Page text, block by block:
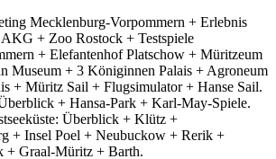
Mecklenburg-Vorpommern + Erlebnis
+ Zoo Rostock + Testspiele
+ Elefantenhof Platschow + Müritzeum
Museum + 3 Königinnen Palais + Agroneum
+ Müritz Sail + Flugsimulator + Hanse Sail.
+ Hansa-Park + Karl-May-Spiele.
Überblick + Klütz +
+ Insel Poel + Neubuckow + Rerik +
+ Graal-Müritz + Barth.